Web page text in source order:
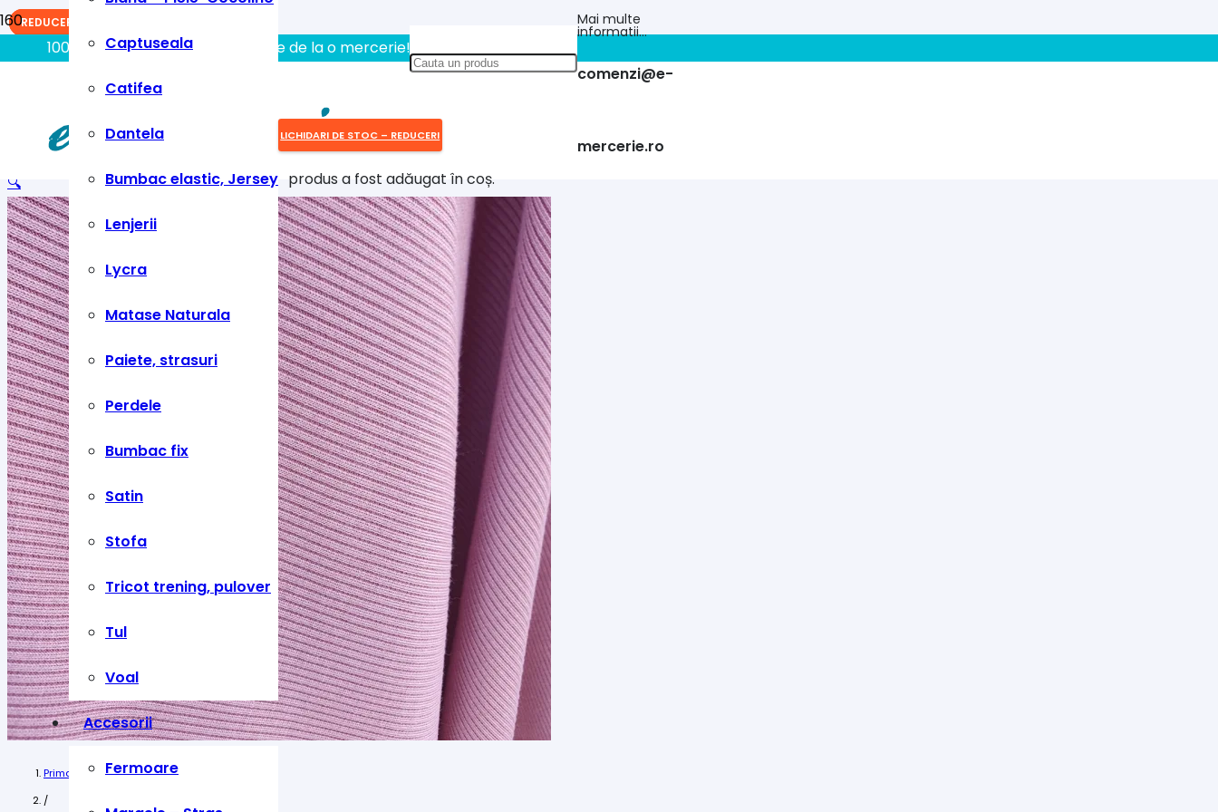
100% aici gasiti tot ce aveti nevoie de la o mercerie!!
Mai multe
informatii…
comenzi@e-
mercerie.ro
Captuseala
Catifea
Dantela
Bumbac elastic, Jersey
Lenjerii
Lycra
Matase Naturala
Paiete, strasuri
Perdele
Bumbac fix
Satin
Stofa
Tricot trening, pulover
Tul
Voal
Accesorii
Fermoare
LICHIDARI DE STOC – REDUCERI
produsa fost adăugat în coș.
🔍
Prima pagină
/
REDUCERI!
REDUCERI!
REDUCERI!